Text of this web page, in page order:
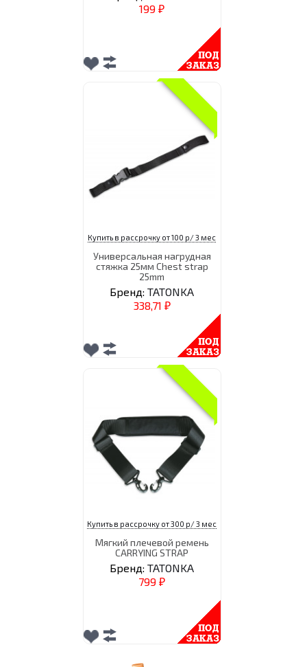
199 ₽
Купить в рассрочку от 100 р/ 3 мес
Универсальная нагрудная
стяжка 25мм Chest strap
25mm
Бренд: TATONKA
338,71 ₽
Купить в рассрочку от 300 р/ 3 мес
Мягкий плечевой ремень
CARRYING STRAP
Бренд: TATONKA
799 ₽